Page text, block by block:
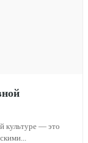
культуре — это